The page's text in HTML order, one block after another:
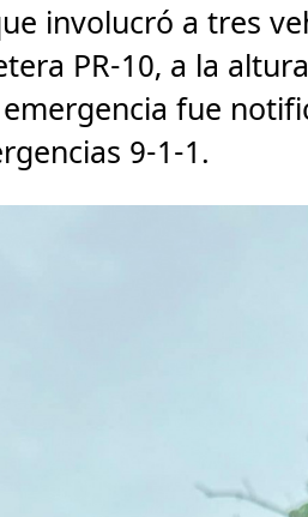
involucró a tres
PR-10, a la
fue
9-1-1.